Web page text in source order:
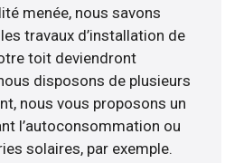
menée, nous savons
travaux d’installation de
toit deviendront
disposons de plusieurs
nous vous proposons un
l’autoconsommation ou
solaires, par exemple.